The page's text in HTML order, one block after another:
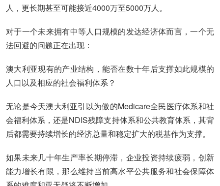
人，更长期甚至可能接近4000万至5000万人。
对于一个未来拥有中等人口规模的发达经济体而言，一个无
法回避的问题正在出现：
澳大利亚现有的产业结构，能否在数十年后支撑如此规模的
人口以及相应的社会福利体系？
无论是今天澳大利亚引以为傲的Medicare全民医疗体系和社
会福利体系，还是NDIS残障支持体系和公共教育体系，其背
后都需要持续增长的经济总量和稳定扩大的税基作为支撑。
如果未来几十年生产率长期停滞，企业投资持续疲弱，创新
能力增长有限，那么维持当前高水平公共服务和社会保障体